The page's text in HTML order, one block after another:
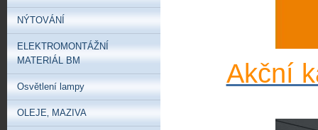
Akční
NÝTOVÁNÍ
ELEKTROMONTÁŽNÍ
MATERIÁL BM
Osvětlení lampy
OLEJE‚ MAZIVA